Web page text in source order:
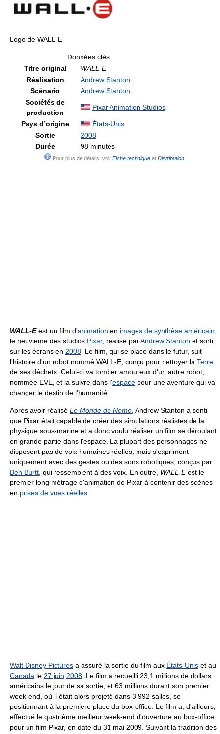
Logo de WALL-E
Données clés
Titre original
WALL-E
Réalisation
Andrew Stanton
Scénario
Andrew Stanton
Sociétés de
production
Pixar Animation Studios
Pays d’origine
États-Unis
Sortie
2008
Durée
98 minutes
Pour plus de détails, voir Fiche techniqueet Distribution
WALL-Eest un film d'animation en images de synthèse américain,
le neuvième des studios Pixar, réalisé parAndrew Stanton et sorti
sur les écrans en 2008. Le film, qui se place dans le futur, suit
l'histoire d'un robot nommé WALL-E, conçu pour nettoyer la Terre
de ses déchets. Celui-ci va tomber amoureux d'un autre robot,
nommée EVE, et la suivre dans l'espace pour une aventure qui va
changer le destin de l'humanité.
Après avoir réalisé Le Monde de Nemo, Andrew Stanton a senti
que Pixar était capable de créer des simulations réalistes de la
physique sous-marine et a donc voulu réaliser un film se déroulant
en grande partie dans l'espace. La plupart des personnages ne
disposent pas de voix humaines réelles, mais s'expriment
uniquement avec des gestes ou des sons robotiques, conçus par
Ben Burtt, qui ressemblent à des voix. En outre, WALL-Eest le
premier long métrage d'animation de Pixar à contenir des scènes
en prises de vues réelles.
Walt Disney Pictures a assuré la sortie du film aux États-Unis et au
Canada le 27 juin 2008. Le film a recueilli 23,1 millions de dollars
américains le jour de sa sortie, et 63 millions durant son premier
week-end, où il était alors projeté dans 3 992 salles, se
positionnant à la première place du box-office. Le film a, d'ailleurs,
effectué le quatrième meilleur week-end d'ouverture au box-office
pour un film Pixar, en date du 31 mai 2009. Suivant la tradition des